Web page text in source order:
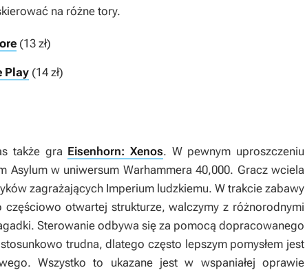
na różne tory.
(13 zł)
Play (14 zł)
także gra Eisenhorn: Xenos. W pewnym uproszczeniu
Asylumw uniwersum Warhammera 40,000. Gracz wciela
zagrażających Imperium ludzkiemu. W trakcie zabawy
otwartej strukturze, walczymy z różnorodnymi
Sterowanie odbywa się za pomocą dopracowanego
trudna, dlatego często lepszym pomysłem jest
Wszystko to ukazane jest w wspaniałej oprawie